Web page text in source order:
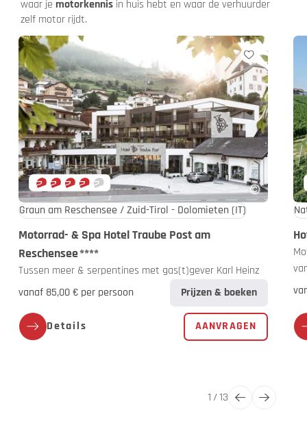
waar je motorkennis in huis hebt en waar de verhuurder
zelf motor rijdt.
Graun am Reschensee / Zuid-Tirol - Dolomieten(IT)
Motorrad- & Spa Hotel Traube Post am
Reschensee****
Tussen meer & serpentines met gas(t)gever Karl Heinz
vanaf 85,00 € per persoon
Prijzen & boeken
Details AANVRAGEN
1 /13